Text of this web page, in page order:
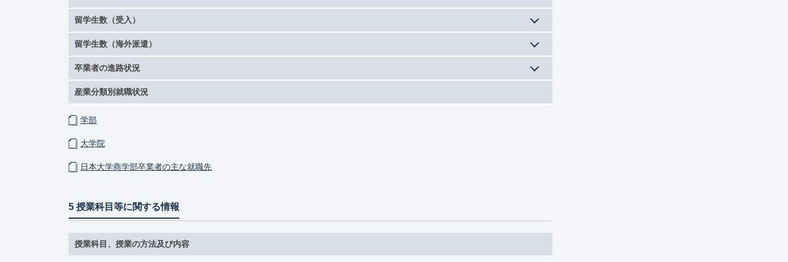
留学生数（受入）
留学生数（海外派遣）
卒業者の進路状況
産業分類別就職状況
学部
大学院
日本大学商学部卒業者の主な就職先
5 授業科目等に関する情報
授業科目、授業の方法及び内容